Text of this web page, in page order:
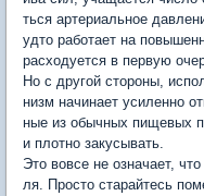
ться артериальное
удто работает на
расходуется в первую
Но с другой стороны,
низм начинает усиленно
ные из обычных пищевых
и плотно закусывать.
Это вовсе не означает,
ля. Просто старайтесь